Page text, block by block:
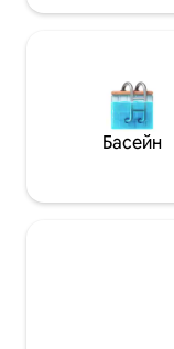
бронювання та
Басейн